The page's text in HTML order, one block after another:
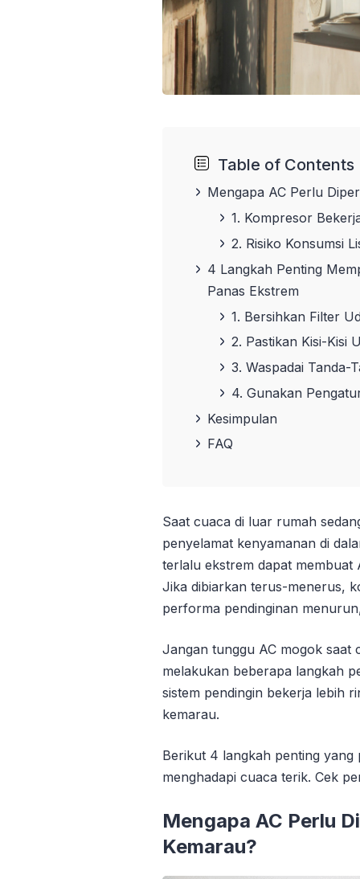
Table of Contents
Mengapa AC Perlu
1. Kompresor
2. Risiko Konsumsi
4 Langkah Penting
Panas Ekstrem
1. Bersihkan Filter
2. Pastikan Kisi-Kisi
3. Waspadai Tanda-
4. Gunakan
Kesimpulan
FAQ
Saat cuaca di luar rumah
penyelamat kenyamanan di
terlalu ekstrem dapat membuat
Jika dibiarkan terus-menerus,
performa pendinginan
Jangan tunggu AC mogok saat
melakukan beberapa langkah
sistem pendingin bekerja lebih
kemarau.
Berikut 4 langkah penting yang
menghadapi cuaca terik. Cek
Mengapa AC Perlu
Kemarau?